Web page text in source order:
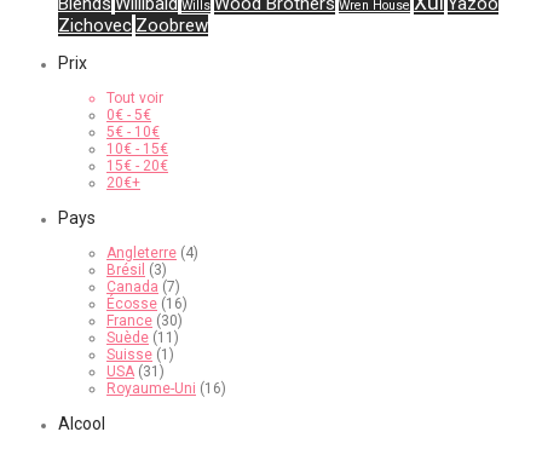
Wills Wren House
Zichovec Zoobrew
Prix
Tout voir
0€ - 5€
5€ - 10€
10€ - 15€
15€ - 20€
20€+
Pays
Angleterre (4)
Brésil (3)
Canada (7)
Écosse (16)
France (30)
Suède (11)
Suisse (1)
USA (31)
Royaume-Uni (16)
Alcool